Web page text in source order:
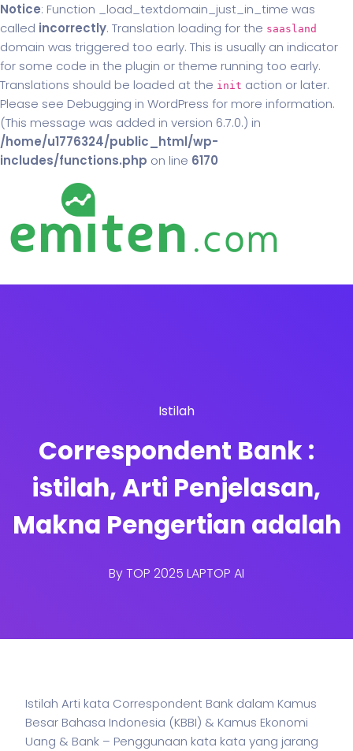
Notice: Function _load_textdomain_just_in_time was
called incorrectly. Translation loading for the saasland
domain was triggered too early. This is usually an indicator
for some code in the plugin or theme running too early.
Translations should be loaded at the init action or later.
Please see Debugging in WordPress for more information.
(This message was added in version 6.7.0.) in
/home/u1776324/public_html/wp-
includes/functions.php on line 6170
Istilah
Correspondent Bank :
istilah, Arti Penjelasan,
Makna Pengertian adalah
ByTOP 2025 LAPTOP AI
Istilah Arti kata Correspondent Bank dalam Kamus
Besar Bahasa Indonesia (KBBI) & Kamus Ekonomi
Uang & Bank – Penggunaan kata kata yang jarang